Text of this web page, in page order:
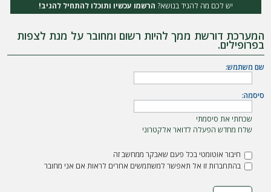
ר
ש
מ
יש לכם מה להגיד בנושא? הרשמו עכשיו ותוכלו להתחיל להגיב!
המערכת דורשת ממך להיות רשום ומחובר על מנת לצפות
בפרופילים.
שם משתמש:
סיסמה:
שכחתי את סיסמתי
שלח מחדש הפעלה לדואר אלקטרוני
חיבור אוטומטי בכל פעם שאבקר ממחשב זה
בהתחברות זו אל תאפשר למשתמשים אחרים לראות אם אני מחובר